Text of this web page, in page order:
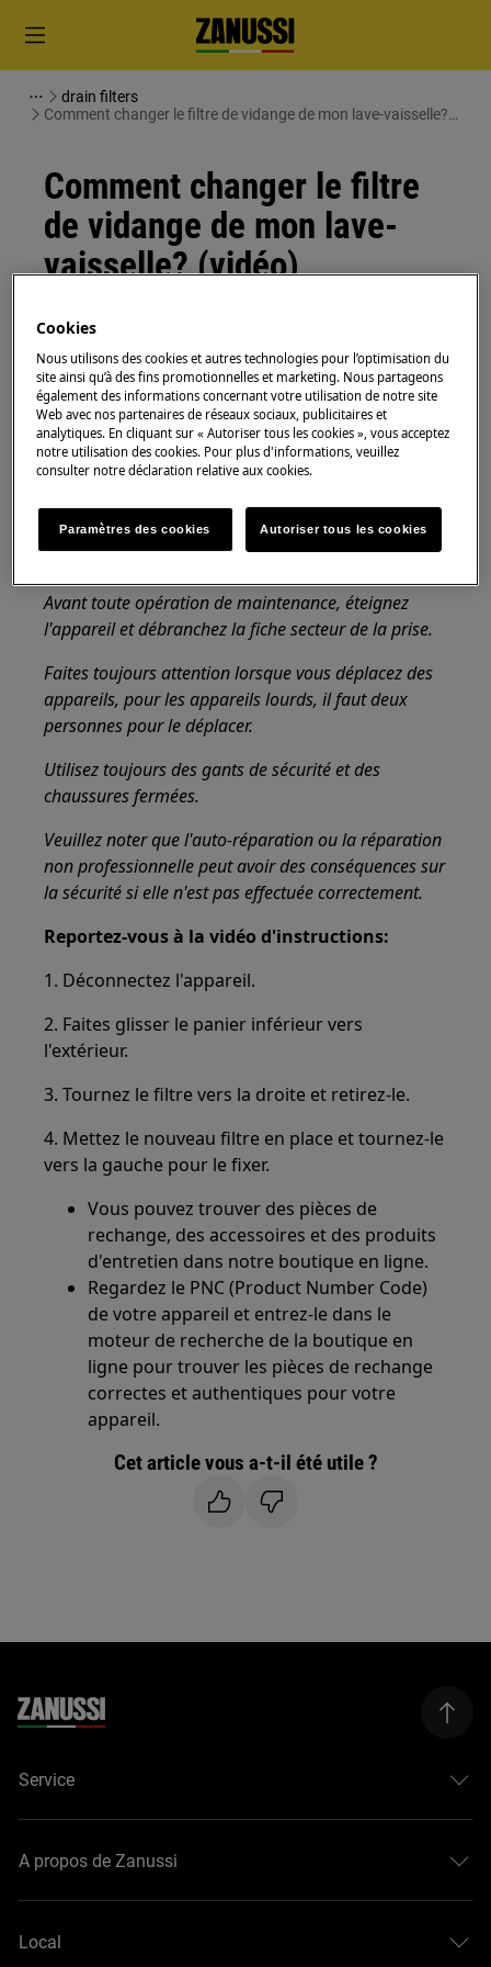
drain filters
Comment changer le filtre de vidange de mon lave-vaisselle?
Comment changer le filtre
de vidange de mon lave-
vaisselle? (vidéo)
Comment changer le filtre de vidange au
lave-vaisselle?
S'applique à
Lave-vaisselle pose libre
Lave-vaisselle intégré
Solution
Avant toute opération de maintenance, éteignez
l'appareil et débranchez la fiche secteur de laprise.
Faites toujours attention lorsque vous déplacez des
appareils, pour les appareils lourds, il faut deux
personnes pour le déplacer.
Utilisez toujours des gants de sécurité et des
chaussures fermées.
Veuillez noter que l'auto-réparation ou la réparation
non professionnelle peut avoir des conséquences sur
la sécurité si elle n'est pas effectuée correctement.
Reportez-vous à la vidéo d'instructions:
1. Déconnectez l'appareil.
2. Faites glisser le panier inférieur vers
l'extérieur.
3. Tournez le filtre vers la droite et retirez-le.
4. Mettez le nouveau filtre en place et tournez-le
vers la gauche pour le fixer.
Vous pouvez trouver des pièces de
rechange, des accessoires et des produits
d'entretien dans notre boutique en ligne.
Regardez le PNC (Product Number Code)
de votre appareil et entrez-le dans le
moteur de recherche de la boutique en
ligne pour trouver les pièces de rechange
correctes et authentiques pour votre
appareil.
Cet article vous a-t-il été utile ?
Service
A propos de Zanussi
Local
Cookies
Nous utilisons des cookies et autres technologies pour l’optimisation du
site ainsi qu’à des fins promotionnelles et marketing. Nous partageons
également des informations concernant votre utilisation de notre site
Web avec nos partenaires de réseaux sociaux, publicitaires et
analytiques. En cliquant sur « Autoriser tous les cookies », vous acceptez
notre utilisation des cookies. Pour plus d'informations, veuillez
consulter notre déclaration relative aux cookies.
Paramètres des cookies Autoriser tous les cookies